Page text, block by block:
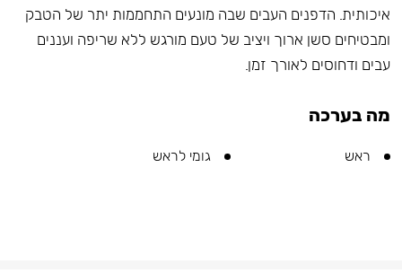
איכותית. הדפנים העבים שבה מונעים התחממות יתר של הטבק
ומבטיחים סשן ארוך ויציב של טעם מורגש ללא שריפה ועננים
עבים ודחוסים לאורך זמן.
מה בערכה
ראש גומי לראש